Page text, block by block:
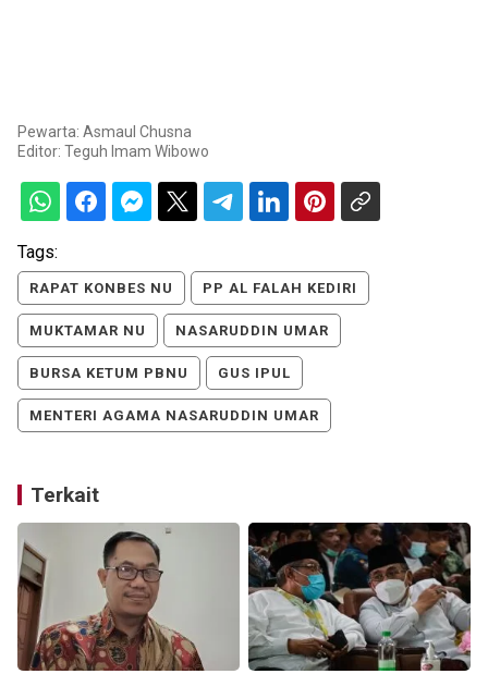
Pewarta: Asmaul Chusna
Editor: Teguh Imam Wibowo
Tags:
RAPAT KONBES NU PP AL FALAH KEDIRI
MUKTAMAR NU NASARUDDIN UMAR
BURSA KETUM PBNU GUS IPUL
MENTERI AGAMA NASARUDDIN UMAR
Terkait